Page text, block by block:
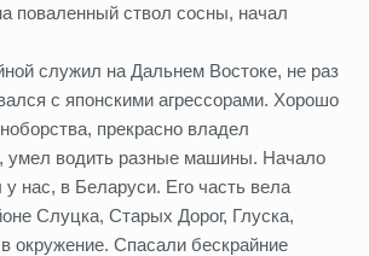
поваленный ствол сосны, начал
служил на Дальнем Востоке, не раз
с японскими агрессорами. Хорошо
прекрасно владел
умел водить разные машины. Начало
у нас, в Беларуси. Его часть вела
Слуцка, Старых Дорог, Глуска,
окружение. Спасали бескрайние